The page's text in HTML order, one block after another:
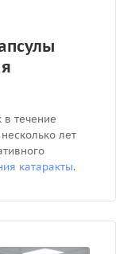
в течение
лет
катаракты.